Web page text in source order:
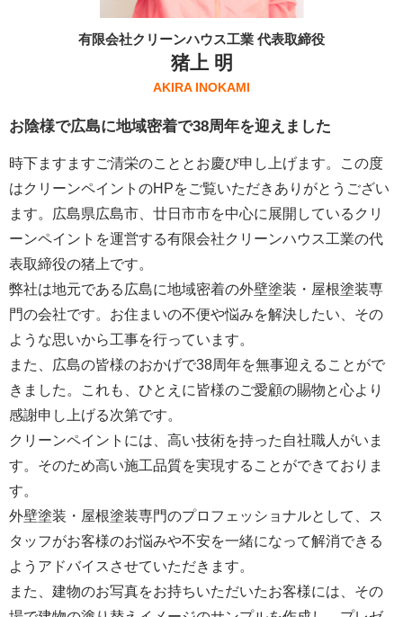
有限会社クリーンハウス工業 代表取締役
猪上 明
AKIRA INOKAMI
お陰様で広島に地域密着で38周年を迎えました
時下ますますご清栄のこととお慶び申し上げます。この度
はクリーンペイントのHPをご覧いただきありがとうござい
ます。広島県広島市、廿日市市を中心に展開しているクリ
ーンペイントを運営する有限会社クリーンハウス工業の代
表取締役の猪上です。
弊社は地元である広島に地域密着の外壁塗装・屋根塗装専
門の会社です。お住まいの不便や悩みを解決したい、その
ような思いから工事を行っています。
また、広島の皆様のおかげで38周年を無事迎えることがで
きました。これも、ひとえに皆様のご愛顧の賜物と心より
感謝申し上げる次第です。
クリーンペイントには、高い技術を持った自社職人がいま
す。そのため高い施工品質を実現することができておりま
す。
外壁塗装・屋根塗装専門のプロフェッショナルとして、ス
タッフがお客様のお悩みや不安を一緒になって解消できる
ようアドバイスさせていただきます。
また、建物のお写真をお持ちいただいたお客様には、その